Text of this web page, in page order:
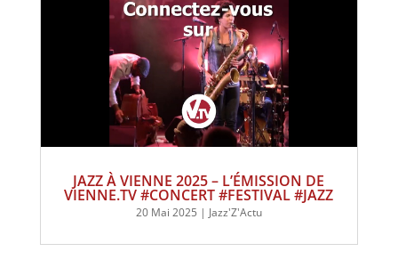
JAZZ À VIENNE 2025 – L’ÉMISSION DE
VIENNE.TV #CONCERT #FESTIVAL #JAZZ
20 Mai 2025 | Jazz'Z'Actu